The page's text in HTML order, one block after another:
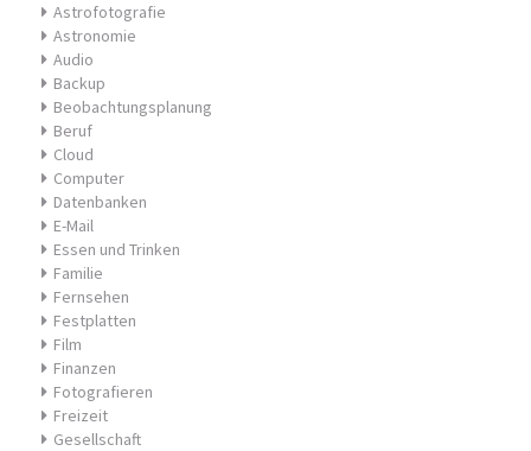
Astrofotografie
Astronomie
Audio
Backup
Beobachtungsplanung
Beruf
Cloud
Computer
Datenbanken
E-Mail
Essen und Trinken
Familie
Fernsehen
Festplatten
Film
Finanzen
Fotografieren
Freizeit
Gesellschaft